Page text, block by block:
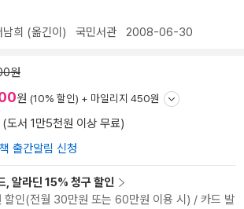
남희 (옮긴이) 국민서관 2008-06-30
원
원 (10% 할인) + 마일리지 450원
도서 1만5천원 이상 무료)
출간알림 신청
, 알라딘 15% 청구 할인
할인(전월 30만원 또는 60만원 이용 시) / 카드 발